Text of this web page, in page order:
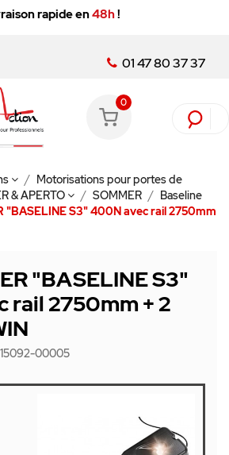
rapide en48h!
01 47 80 37 37
0
Motorisations pour portes de
& APERTO
SOMMER
Baseline
"BASELINE S3" 400N avec rail 2750mm
"BASELINE S3"
rail 2750mm + 2
00005